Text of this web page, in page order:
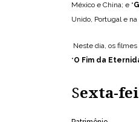
México e China; e “
Unido, Portugal e
Neste dia, os filmes
“O Fim da
Sexta-